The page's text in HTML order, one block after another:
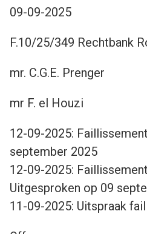
09-09-2025
F.10/25/349 Rechtbank
mr. C.G.E. Prenger
mr F. el Houzi
12-09-2025:
september 2025
12-09-2025:
Uitgesproken op 09
11-09-2025: Uitspraak